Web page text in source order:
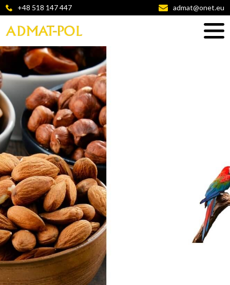
+48 518 147 447 admat@onet.eu